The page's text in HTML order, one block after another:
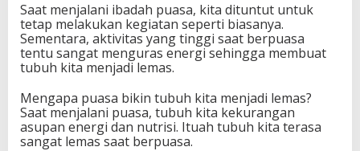
Saat menjalani ibadah puasa, kita dituntut untuk
tetap melakukan kegiatan seperti biasanya.
Sementara, aktivitas yang tinggi saat berpuasa
tentu sangat menguras energi sehingga membuat
tubuh kita menjadi lemas.
Mengapa puasa bikin tubuh kita menjadi lemas?
Saat menjalani puasa, tubuh kita kekurangan
asupan energi dan nutrisi. Ituah tubuh kita terasa
sangat lemas saat berpuasa.